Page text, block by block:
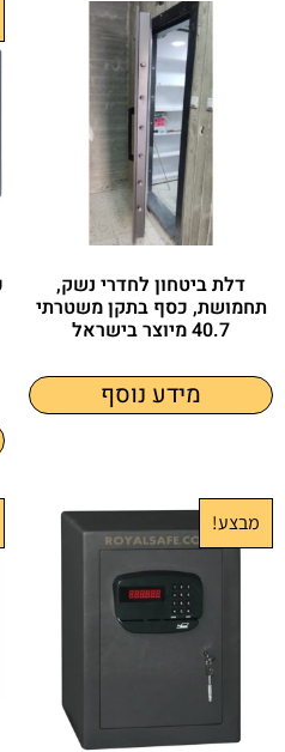
דלת ביטחון לחדרי נשק,
תחמושת, כסף בתקן משטרתי
40.7 מיוצר בישראל
מידע נוסף
מבצע!